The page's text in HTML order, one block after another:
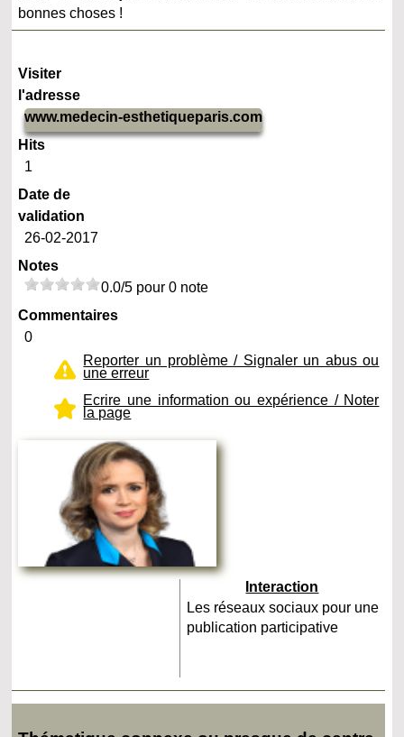
bonnes choses !
Visiter
l'adresse
www.medecin-esthetiqueparis.com
Hits
1
Date de
validation
26-02-2017
Notes
0.0/5 pour 0 note
Commentaires
0
Reporter un problème / Signaler un abus ou
une erreur
Ecrire une information ou expérience / Noter
la page
Interaction
Les réseaux sociaux pour une
publication participative